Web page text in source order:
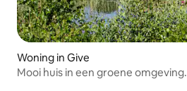
Woning in Give
Mooi huis in een groene omgeving.